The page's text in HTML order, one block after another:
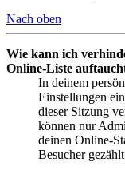
Nach oben
Wie kann ich
Online-Liste
In deinem
Einstellungen
dieser Sitzung
können nur
deinen Online-
Besucher